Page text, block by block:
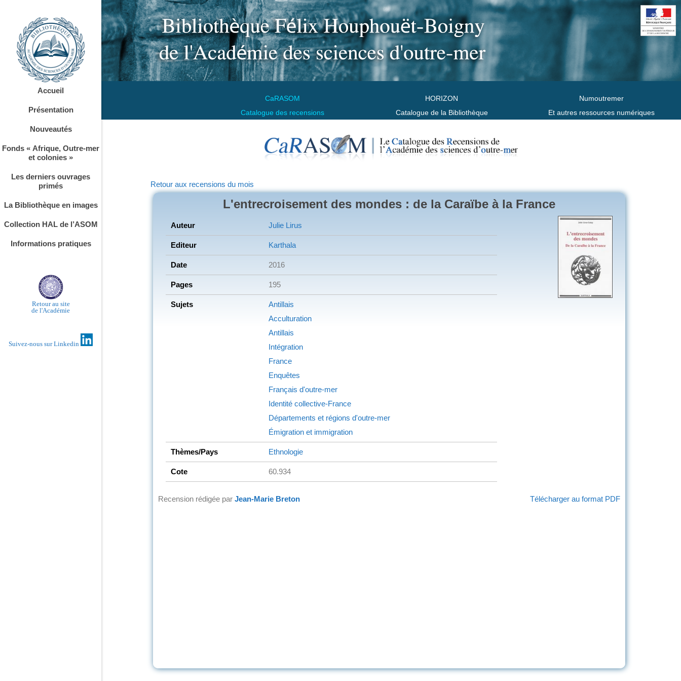
CaRASOM
Catalogue des recensions
HORIZON
Catalogue de la Bibliothèque
Numoutremer
Et autres ressources numériques
Accueil
Présentation
Nouveautés
Fonds « Afrique, Outre-mer
et colonies »
Les derniers ouvrages
primés
La Bibliothèque en images
Collection HAL de l’ASOM
Informations pratiques
Retour au site
de l'Académie
Suivez-nous sur Linkedin
Retour aux recensions du mois
L'entrecroisement des mondes : de la Caraïbe à la France
Auteur Julie Lirus
Editeur Karthala
Date 2016
Pages 195
Sujets
Antillais
Acculturation
Antillais
Intégration
France
Enquêtes
Français d'outre-mer
Identité collective-France
Départements et régions d'outre-mer
Émigration et immigration
Thèmes/Pays Ethnologie
Cote 60.934
Télécharger au format PDF
Recension rédigée par Jean-Marie Breton